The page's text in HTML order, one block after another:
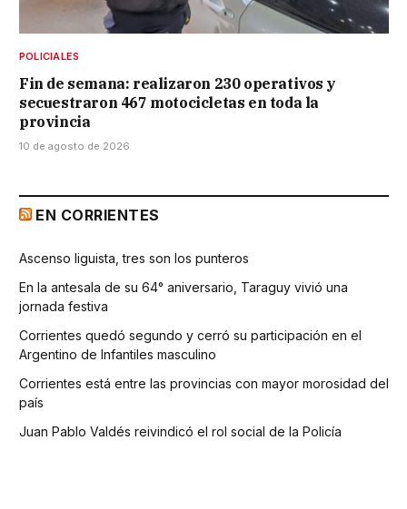
POLICIALES
Fin de semana: realizaron 230 operativos y
secuestraron 467 motocicletas en toda la
provincia
10 de agosto de 2026
EN CORRIENTES
Ascenso liguista, tres son los punteros
En la antesala de su 64° aniversario, Taraguy vivió una
jornada festiva
Corrientes quedó segundo y cerró su participación en el
Argentino de Infantiles masculino
Corrientes está entre las provincias con mayor morosidad del
país
Juan Pablo Valdés reivindicó el rol social de la Policía